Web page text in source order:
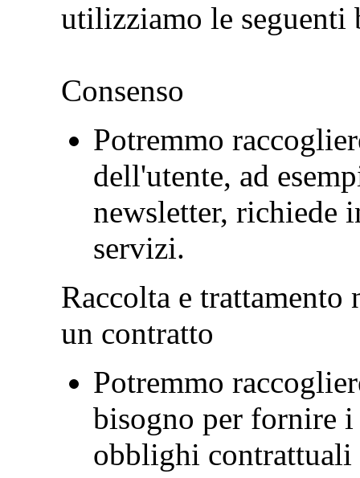
utilizziamo le seguenti
Consenso
Potremmo
dell'utente, ad
newsletter, richiede
servizi.
Raccolta e trattamento
un contratto
Potremmo
bisogno per fornire
obblighi